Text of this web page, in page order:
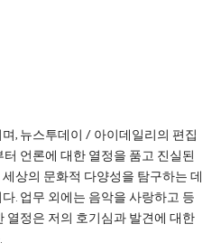
, 뉴스투데이 / 아이데일리의 편집
언론에 대한 열정을 품고 진실된
상의 문화적 다양성을 탐구하는 데
. 업무 외에는 음악을 사랑하고 등
열정은 저의 호기심과 발견에 대한